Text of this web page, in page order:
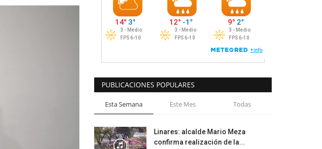
PUBLICACIONES POPULARES
Esta Semana Este Mes Todas
Linares: alcalde Mario Meza
confirma realización de la...